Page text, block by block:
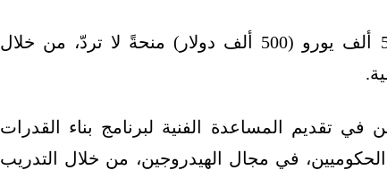
بموجب مذكرة التفاهم، ستقدّم فرنسا نحو 500 ألف يورو (500 ألف دولار) منحةً لا تردّ، من خلال
تقديم المساعدة الفنية لبرنامج بناء القدرات
الحكوميين، في مجال الهيدروجين، من خلال التدريب